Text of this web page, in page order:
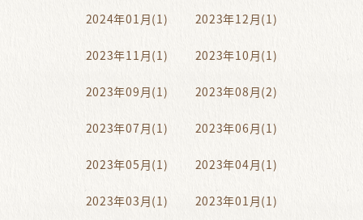
2024年01月(1) 2023年12月(1)
2023年11月(1) 2023年10月(1)
2023年09月(1) 2023年08月(2)
2023年07月(1) 2023年06月(1)
2023年05月(1) 2023年04月(1)
2023年03月(1) 2023年01月(1)